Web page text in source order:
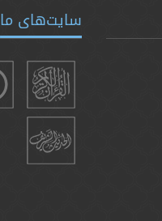
سایت‌های ما